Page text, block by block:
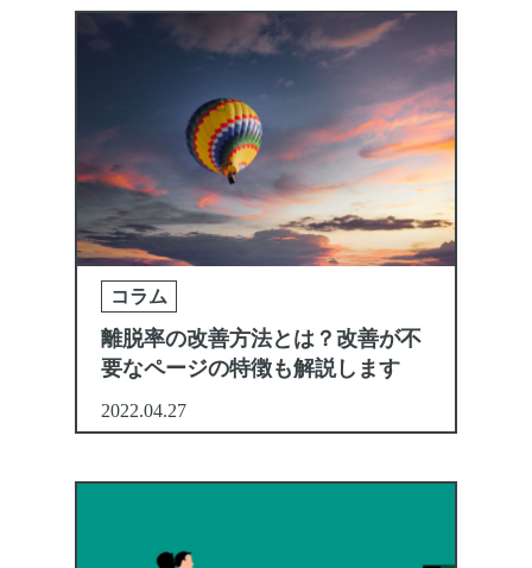
コラム
離脱率の改善方法とは？改善が不
要なページの特徴も解説します
2022.04.27